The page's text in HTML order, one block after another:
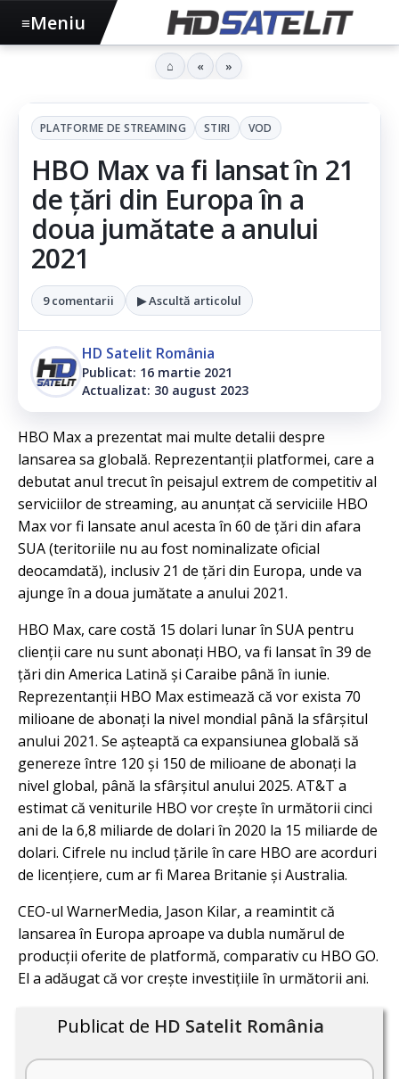
PLATFORME DE STREAMING STIRI VOD
HBO Max va fi lansat în 21
de țări din Europa în a
doua jumătate a anului
2021
9 comentarii ▶ Ascultă articolul
HD Satelit România
Publicat: 16 martie 2021
Actualizat: 30 august 2023
HBO Max a prezentat mai multe detalii despre
lansarea sa globală. Reprezentanții platformei, care a
debutat anul trecut în peisajul extrem de competitiv al
serviciilor de streaming, au anunțat că serviciile HBO
Max vor fi lansate anul acesta în 60 de țări din afara
SUA (teritoriile nu au fost nominalizate oficial
deocamdată), inclusiv 21 de țări din Europa, unde va
ajunge în a doua jumătate a anului 2021.
HBO Max, care costă 15 dolari lunar în SUA pentru
clienții care nu sunt abonați HBO, va fi lansat în 39 de
țări din America Latină și Caraibe până în iunie.
Reprezentanții HBO Max estimează că vor exista 70
milioane de abonați la nivel mondial până la sfârșitul
anului 2021. Se așteaptă ca expansiunea globală să
genereze între 120 și 150 de milioane de abonați la
nivel global, până la sfârșitul anului 2025. AT&T a
estimat că veniturile HBO vor crește în următorii cinci
ani de la 6,8 miliarde de dolari în 2020 la 15 miliarde de
dolari. Cifrele nu includ țările în care HBO are acorduri
de licențiere, cum ar fi Marea Britanie și Australia.
CEO-ul WarnerMedia, Jason Kilar, a reamintit că
lansarea în Europa aproape va dubla numărul de
producții oferite de platformă, comparativ cu HBO GO.
El a adăugat că vor crește investițiile în următorii ani.
Publicat de HD Satelit România
≡Meniu
⌂ « »